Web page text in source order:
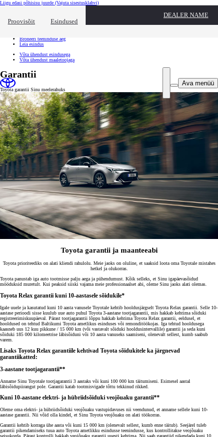
Liigu edasi põhisisu juurde (Vajuta sisestusklahvi)
Proovisõit Esindused
DEALER NAME
Kiirtee Klõpsa kiirtee ülekatte sulgemiseks
Broneeri teeninduse aeg
Leia esindus
Võta ühendust esindusega
Võta ühendust maaletoojaga
Ava menüü
Garantii
Toyota garantii Sinu meelerahuks
Toyota garantii ja maanteeabi
Toyota prioriteediks on alati kliendi rahulolu. Meie jaoks on oluline, et saaksid loota oma Toyotale mistahes
hetkel ja olukorras.
Toyota panustab iga auto tootmisse palju aega ja pühendumust. Kõik selleks, et Sinu igapäevasõidud
mööduksid muretult. Kui peaksid siiski vajama meie professionaalset abi, oleme Sinu jaoks alati olemas.
Toyota Relax garantii kuni 10-aastasele sõidukile*
Igale uuele ja kasutatud kuni 10 aasta vanusele Toyotale kehtib hooldusjärgselt Toyota Relax garantii. Selle 10-
aastase perioodi sisse kuulub uue auto puhul Toyota 3-aastane tootjagarantii, mis hakkab kehtima sõiduki
registreerimiskuupäeval. Pärast tootjagarantii lõppu hakkab kehtima Toyota Relax garantii, eeldusel, et
hooldused on tehtud Baltikumi Toyota ametlikus esinduses või remonditöökojas. Iga tehtud hooldusega
kaasneb uus 12 kuu pikkune / 15 000 km (või vastavalt sõiduki hooldusintervallile) garantii ja seda kuni
sõiduki 185 000 kilomeetrise läbisõiduni või 10 aasta vanuseks saamiseni, olenevalt sellest, kumb saabub
varem.
Lisaks Toyota Relax garantiile kehtivad Toyota sõidukitele ka järgnevad
garantiikatted:
3-aastane tootjagarantii**
Anname Sinu Toyotale tootjagarantii 3 aastaks või kuni 100 000 km täitumiseni. Esimesel aastal
läbisõidupiirangut pole. Garantii katab tootmisvigade tõttu tekkinud rikked.
Kuni 10-aastane elektri- ja hübriidsõiduki veojõuaku garantii**
Oleme oma elektri- ja hübriidsõiduki veojõuaku vastupidavuses nii veendunud, et anname sellele kuni 10-
aastase garantii. Nii võid olla kindel, et Sinu Toyota veojõuaku on alati töökorras.
Garantii kehtib korraga ühe aasta või kuni 15 000 km (olenevalt sellest, kumb enne täitub). Seejärel tuleb
garantii pikendamiseks tuua auto Toyota ametlikku esindusse teenindusse, kus kontrollitakse veojõuaku
seisukorda. Pärast kontrolli hakkab veojõuaku garantii uuesti kehtima. Nii saab garantiid pikendada kuni 10